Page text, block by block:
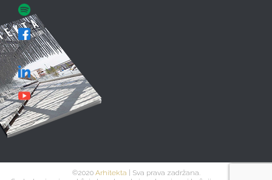
©2020 Arhitekta | Sva prava zadržana.